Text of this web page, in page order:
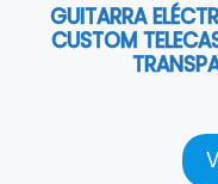
GUITARRA
CUSTOM